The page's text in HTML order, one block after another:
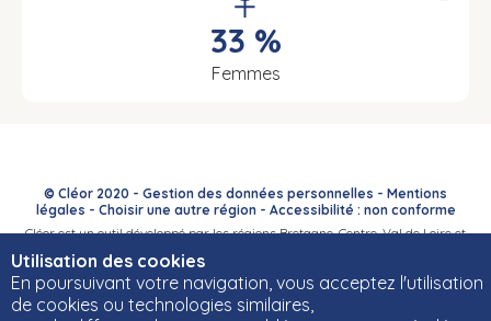
Utilisation des cookies
En poursuivant votre navigation, vous acceptez l'utilisation
de cookies ou technologies similaires,
33 %
Femmes
© Cléor 2020 - Gestion des données personnelles - Mentions
légales - Choisir une autre région- Accessibilité : non conforme
Cléor est un outil développé par les régions Bretagne, Centre-Val de Loire et